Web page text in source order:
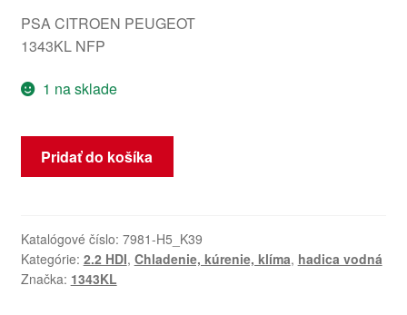
PSA CITROEN PEUGEOT
1343KL NFP
1 na sklade
množstvo
Vodná
Peugeot
2.2
HDI
Pridať do košíka
Katalógové číslo: 7981-H5_K39
Kategórie: 2.2 HDI, Chladenie, kúrenie, klíma, hadica vodná
Značka: 1343KL